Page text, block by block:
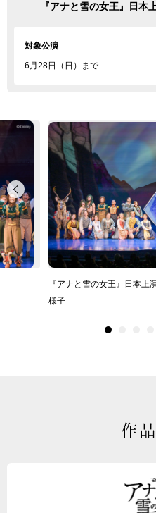
『アナと雪の女王』日本
対象公演
6月28日（日）まで
『アナと雪の女王』日本
様子
作